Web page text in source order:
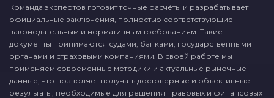
Команда экспертов готовит точные расчёты и разрабатывает
официальные заключения, полностью соответствующие
законодательным и нормативным требованиям. Такие
документы принимаются судами, банками, государственными
органами и страховыми компаниями. В своей работе мы
применяем современные методики и актуальные рыночные
данные, что позволяет получать достоверные и объективные
результаты, необходимые для решения правовых и финансовых